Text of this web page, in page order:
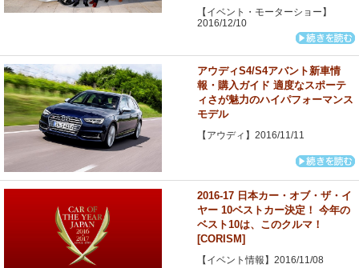
【イベント・モーターショー】
2016/12/10
アウディS4/S4アバント新車情
報・購入ガイド 適度なスポーテ
ィさが魅力のハイパフォーマンス
モデル
【アウディ】2016/11/11
2016-17 日本カー・オブ・ザ・イ
ヤー 10ベストカー決定！ 今年の
ベスト10は、このクルマ！
[CORISM]
【イベント情報】2016/11/08